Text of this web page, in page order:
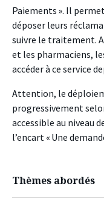
Paiements ». Il
déposer leurs
suivre le traitement.
et les pharmaciens,
accéder à ce service
Attention, le
progressivement
accessible au niveau
l’encart « Une
Thèmes abordés